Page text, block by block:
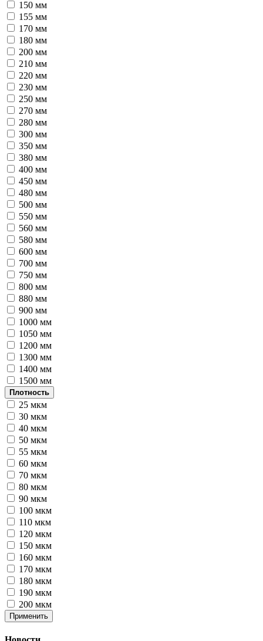
150 мм
155 мм
170 мм
180 мм
200 мм
210 мм
220 мм
230 мм
250 мм
270 мм
280 мм
300 мм
350 мм
380 мм
400 мм
450 мм
480 мм
500 мм
550 мм
560 мм
580 мм
600 мм
700 мм
750 мм
800 мм
880 мм
900 мм
1000 мм
1050 мм
1200 мм
1300 мм
1400 мм
1500 мм
Плотность
25 мкм
30 мкм
40 мкм
50 мкм
55 мкм
60 мкм
70 мкм
80 мкм
90 мкм
100 мкм
110 мкм
120 мкм
150 мкм
160 мкм
170 мкм
180 мкм
190 мкм
200 мкм
Применить